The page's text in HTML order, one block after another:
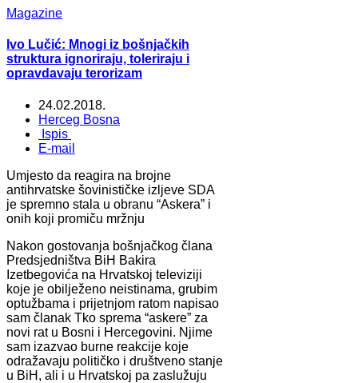
Magazine
Ivo Lučić: Mnogi iz bošnjačkih
struktura ignoriraju, toleriraju i
opravdavaju terorizam
24.02.2018.
Herceg Bosna
Ispis
E-mail
Umjesto da reagira na brojne
antihrvatske šovinističke izljeve SDA
je spremno stala u obranu “Askera” i
onih koji promiču mržnju
Nakon gostovanja bošnjačkog člana
Predsjedništva BiH Bakira
Izetbegovića na Hrvatskoj televiziji
koje je obilježeno neistinama, grubim
optužbama i prijetnjom ratom napisao
sam članak Tko sprema “askere” za
novi rat u Bosni i Hercegovini. Njime
sam izazvao burne reakcije koje
odražavaju političko i društveno stanje
u BiH, ali i u Hrvatskoj pa zaslužuju